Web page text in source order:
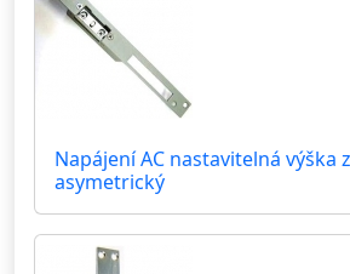
Napájení AC nastavitelná výška
asymetrický